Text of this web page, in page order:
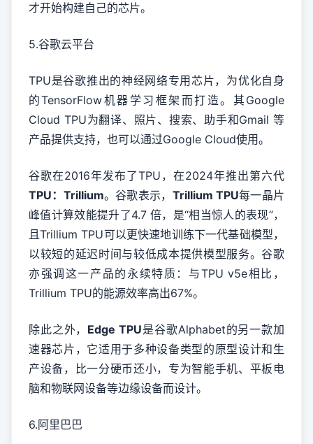
才开始构建自己的芯片。
5.谷歌云平台
TPU是谷歌推出的神经网络专用芯片，为优化自身
的TensorFlow机器学习框架而打造。其Google
Cloud TPU为翻译、照片、搜索、助手和Gmail 等
产品提供支持，也可以通过Google Cloud使用。
谷歌在2016年发布了TPU，在2024年推出第六代
TPU：Trillium。谷歌表示， Trillium TPU每一晶片
峰值计算效能提升了4.7 倍，是“相当惊人的表现”，
且Trillium TPU可以更快速地训练下一代基础模型，
以较短的延迟时间与较低成本提供模型服务。谷歌
亦强调这一产品的永续特质：与TPU v5e相比，
Trillium TPU的能源效率高出67%。
除此之外， Edge TPU是谷歌Alphabet的另一款加
速器芯片，它适用于多种设备类型的原型设计和生
产设备，比一分硬币还小，专为智能手机、平板电
脑和物联网设备等边缘设备而设计。
6.阿里巴巴